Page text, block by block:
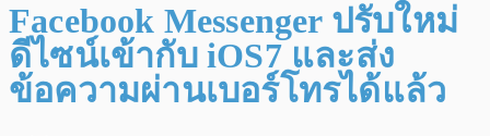
Facebook Messenger ปรับใหม่
ดีไซน์เข้ากับ iOS7 และส่ง
ข้อความผ่านเบอร์โทรได้แล้ว